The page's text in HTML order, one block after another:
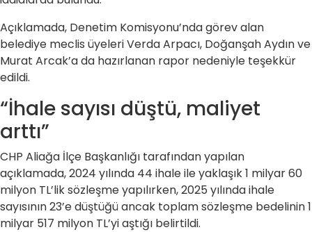
Açıklamada, Denetim Komisyonu’nda görev alan
belediye meclis üyeleri Verda Arpacı, Doğanşah Aydın ve
Murat Arcak’a da hazırlanan rapor nedeniyle teşekkür
edildi.
“İhale sayısı düştü, maliyet
arttı”
CHP Aliağa İlçe Başkanlığı tarafından yapılan
açıklamada, 2024 yılında 44 ihale ile yaklaşık 1 milyar 60
milyon TL’lik sözleşme yapılırken, 2025 yılında ihale
sayısının 23’e düştüğü ancak toplam sözleşme bedelinin 1
milyar 517 milyon TL’yi aştığı belirtildi.